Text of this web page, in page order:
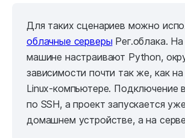
Для таких сценариев можно
облачные серверы Рег.облака.
машине настраивают Python,
зависимости почти так же, как
Linux-компьютере. Подключение
по SSH, а проект запускается
домашнем устройстве, а на